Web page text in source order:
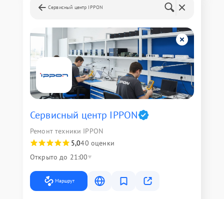
Сервисный центр IPPON
Сервисный центр IPPON
Ремонт техники IPPON
5,040 оценки
Открыто до 21:00
Маршрут